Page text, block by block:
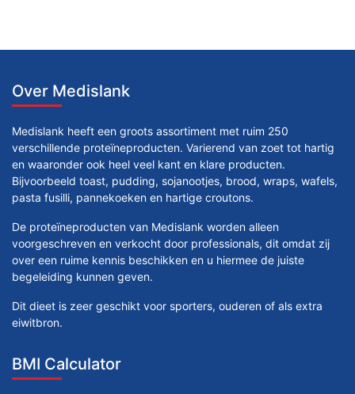
Over Medislank
Medislank heeft een groots assortiment met ruim 250
verschillende proteïneproducten. Varierend van zoet tot hartig
en waaronder ook heel veel kant en klare producten.
Bijvoorbeeld toast, pudding, sojanootjes, brood, wraps, wafels,
pasta fusilli, pannekoeken en hartige croutons.
De proteïneproducten van Medislank worden alleen
voorgeschreven en verkocht door professionals, dit omdat zij
over een ruime kennis beschikken en u hiermee de juiste
begeleiding kunnen geven.
Dit dieet is zeer geschikt voor sporters, ouderen of als extra
eiwitbron.
BMI Calculator